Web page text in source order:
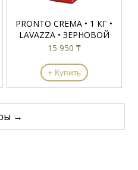
PRONTO CREMA • 1 КГ •
LAVAZZA • ЗЕРНОВОЙ
15 950 ₸
+ Купить
→